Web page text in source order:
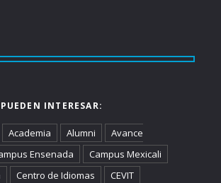
INTERESAR:
Academia Alumni
Avance
Ensenada
Campus Mexicali
Centro de Idiomas
CEVIT